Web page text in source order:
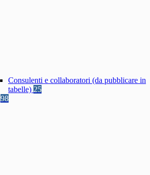
Consulenti e collaboratori (da pubblicare in
tabelle) 25
98